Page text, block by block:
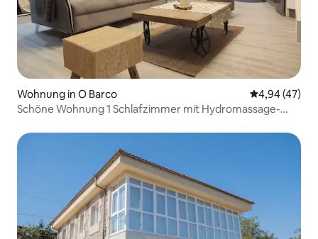
Wohnung in O Barco
4,94 (47)
Schöne Wohnung 1 Schlafzimmer mit Hydromassage-